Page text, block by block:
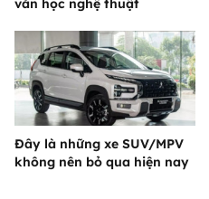
văn học nghệ thuật
Đây là những xe SUV/MPV
không nên bỏ qua hiện nay